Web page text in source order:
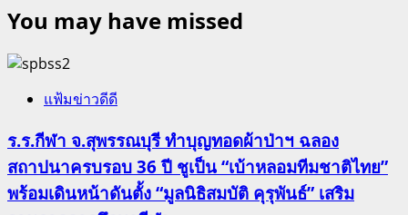
You may have missed
แฟ้มข่าวดีดี
ร.ร.กีฬา จ.สุพรรณบุรี ทำบุญทอดผ้าป่าฯ ฉลอง
สถาปนาครบรอบ 36 ปี ชูเป็น “เบ้าหลอมทีมชาติไทย”
พร้อมเดินหน้าดันตั้ง “มูลนิธิสมบัติ คุรุพันธ์” เสริม